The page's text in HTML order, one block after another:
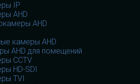
IP
AHD
AHD
камеры AHD
AHD для помещений
CCTV
HD-SDI
TVI